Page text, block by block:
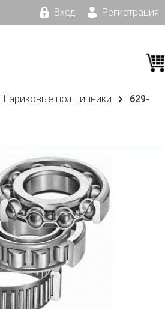
Вход Регистрация
Шариковые подшипники
629-